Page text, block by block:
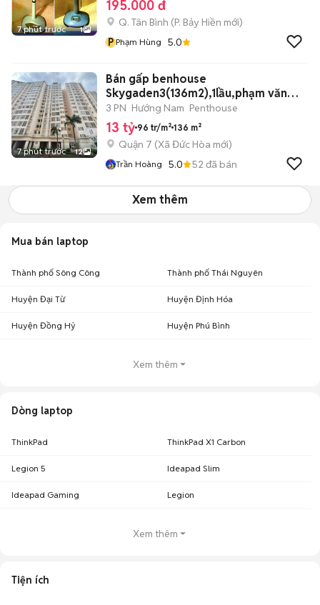
7 phút trước 1
195.000 đ
Q. Tân Bình (P. Bảy Hiền mới)
P Phạm Hùng 5.0
7 phút trước 12
Bán gấp benhouse
Skygaden3(136m2),1lầu,phạm văn
nghị,tân phú,Q7
3 PN Hướng Nam Penthouse
13 tỷ 96 tr/m² 136 m²
Quận 7 (Xã Đức Hòa mới)
Trần Hoàng 5.0 52 đã bán
Xem thêm
Mua bán laptop
Thành phố Sông Công Thành phố Thái Nguyên
Huyện Đại Từ Huyện Định Hóa
Huyện Đồng Hỷ Huyện Phú Bình
Xem thêm
Dòng laptop
ThinkPad ThinkPad X1 Carbon
Legion 5 Ideapad Slim
Ideapad Gaming Legion
Xem thêm
Tiện ích